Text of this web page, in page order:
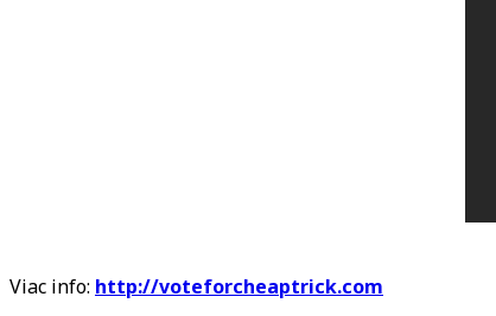
Viac info: http://voteforcheaptrick.com